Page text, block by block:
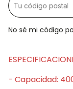
No sé mi código
- Capacidad: